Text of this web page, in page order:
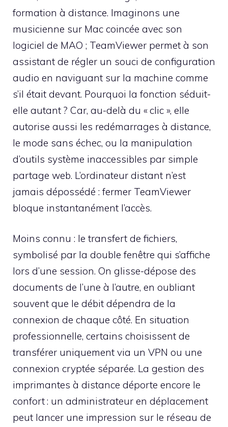
formation à distance. Imaginons une
musicienne sur Mac coincée avec son
logiciel de MAO ; TeamViewer permet à son
assistant de régler un souci de configuration
audio en naviguant sur la machine comme
s’il était devant. Pourquoi la fonction séduit-
elle autant ? Car, au-delà du « clic », elle
autorise aussi les redémarrages à distance,
le mode sans échec, ou la manipulation
d’outils système inaccessibles par simple
partage web. L’ordinateur distant n’est
jamais dépossédé : fermer TeamViewer
bloque instantanément l’accès.
Moins connu : le transfert de fichiers,
symbolisé par la double fenêtre qui s’affiche
lors d’une session. On glisse-dépose des
documents de l’une à l’autre, en oubliant
souvent que le débit dépendra de la
connexion de chaque côté. En situation
professionnelle, certains choisissent de
transférer uniquement via un VPN ou une
connexion cryptée séparée. La gestion des
imprimantes à distance déporte encore le
confort : un administrateur en déplacement
peut lancer une impression sur le réseau de